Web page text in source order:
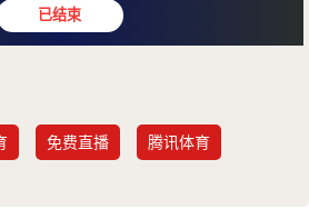
: 路易斯
免费直播 腾讯体育